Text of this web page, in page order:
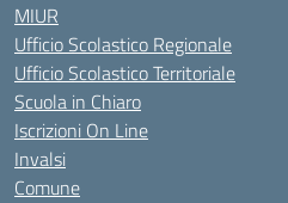
MIUR
Ufficio Scolastico Regionale
Ufficio Scolastico Territoriale
Scuola in Chiaro
Iscrizioni On Line
Invalsi
Comune